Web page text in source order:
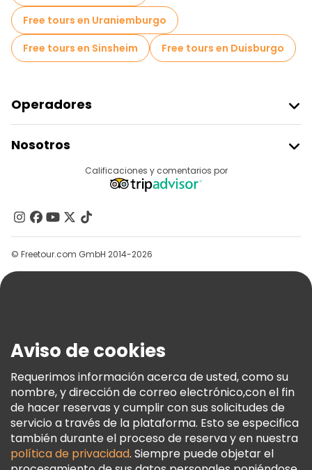
Free tours en Uraniemburgo
Free tours en Sinsheim
Free tours en Duisburgo
Operadores
Acceder Como Proveedor
Programa De Afiliados
Nosotros
Contacto
Grupos
Ayuda
Términos E Información Legal
Política De Cookies
Freetour Premios
Programa De Fidelidad
Calificaciones y comentarios por
© Freetour.com GmbH 2014-2026
Aviso de cookies
Requerimos información acerca de usted, como su
nombre, y dirección de correo electrónico,con el fin
de hacer reservas y cumplir con sus solicitudes de
servicio a través de la plataforma. Esto se especifica
también durante el proceso de reserva y en nuestra
política de privacidad. Siempre puede objetar el